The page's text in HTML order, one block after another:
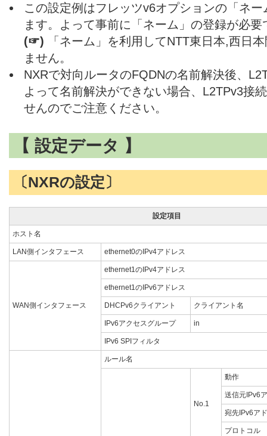
この設定例はフレッツv6オプションの「ネ
ます。よって事前に「ネーム」の登録が必要
(☞) 「ネーム」を利用してNTT東日本,西日
ません。
NXRで対向ルータのFQDNの名前解決後、
よって名前解決ができない場合、L2TPv3接
せんのでご注意ください。
【 設定データ 】
〔NXRの設定〕
設定項目
ホスト名
LAN側インタフェース ethernet0のIPv4アドレス
WAN側インタフェース
ethernet1のIPv4アドレス
ethernet1のIPv6アドレス
DHCPv6クライアント クライアント名
IPv6アクセスグループ in
IPv6 SPIフィルタ
ルール名
No.1
動作
送信元IPv6
宛先IPv6ア
プロトコル